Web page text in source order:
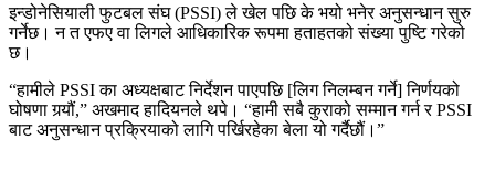
इन्डोनेसियाली फुटबल संघ (PSSI) ले खेल पछि के भयो भनेर अनुसन्धान सुरु
गर्नेछ। न त एफए वा लिगले आधिकारिक रूपमा हताहतको संख्या पुष्टि गरेको
छ।
“हामीले PSSI का अध्यक्षबाट निर्देशन पाएपछि [लिग निलम्बन गर्ने] निर्णयको
घोषणा गर्‍यौं,” अखमाद हादियनले थपे। “हामी सबै कुराको सम्मान गर्न र PSSI
बाट अनुसन्धान प्रक्रियाको लागि पर्खिरहेका बेला यो गर्दैछौं।”